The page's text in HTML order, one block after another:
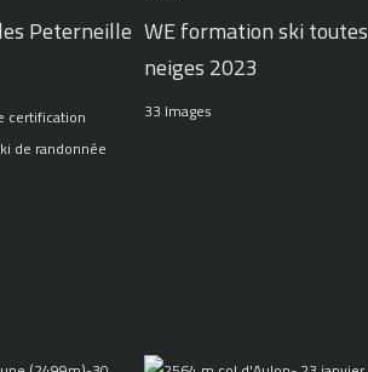
Peterneille
certification
de randonnée
WE formation ski toutes
neiges 2023
33 Images